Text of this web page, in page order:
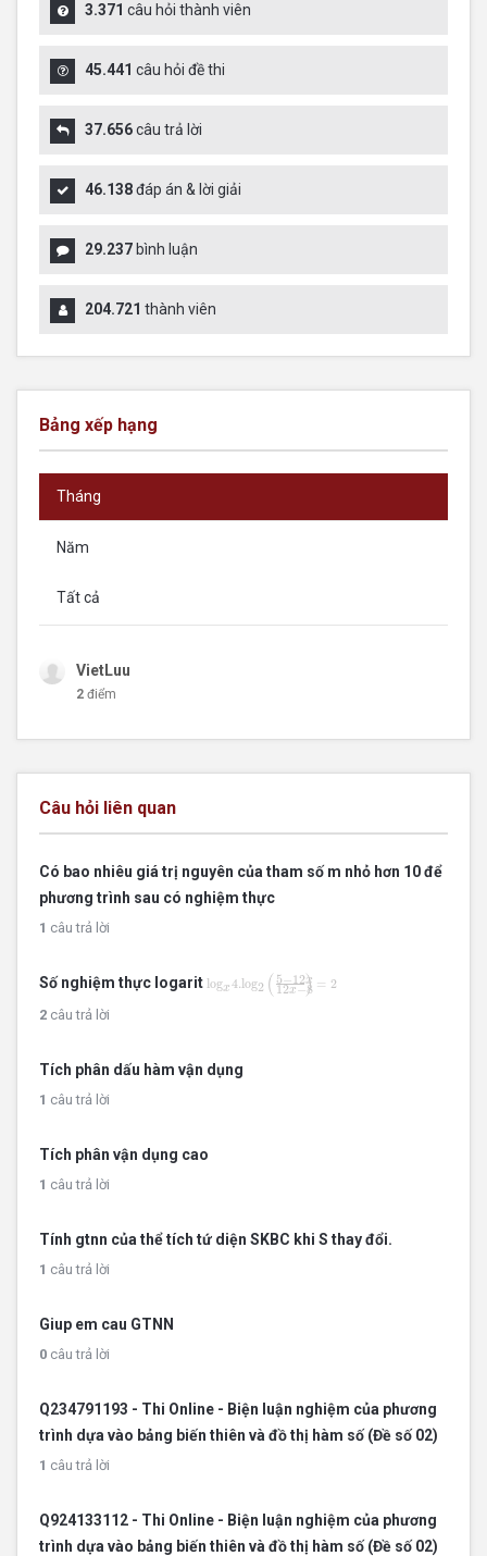
3.371 câu hỏi thành viên
45.441 câu hỏi đề thi
37.656câu trả lời
46.138đáp án & lời giải
29.237bình luận
204.721 thành viên
Bảng xếp hạng
Tháng
Năm
Tất cả
VietLuu
2 điểm
Câu hỏi liên quan
Có bao nhiêu giá trị nguyên của tham số m nhỏ hơn 10 để
phương trình sau có nghiệm thực
1 câu trả lời
Số nghiệm thực logarit logx4. log2 ( 5−12x
12x−8
) = 2
( 5 12 x
2 câu trả lời
Tích phân dấu hàm vận dụng
1 câu trả lời
Tích phân vận dụng cao
1 câu trả lời
Tính gtnn của thể tích tứ diện SKBC khi S thay đổi.
1 câu trả lời
Giup em cau GTNN
0 câu trả lời
Q234791193 - Thi Online - Biện luận nghiệm của phương
trình dựa vào bảng biến thiên và đồ thị hàm số (Đề số 02)
1 câu trả lời
Q924133112 - Thi Online - Biện luận nghiệm của phương
trình dựa vào bảng biến thiên và đồ thị hàm số (Đề số 02)